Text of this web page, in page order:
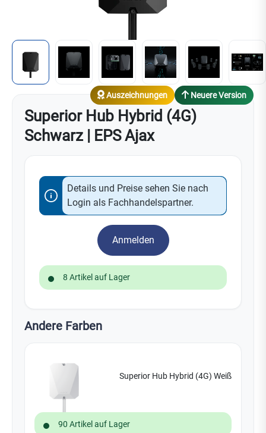
Superior Hub Hybrid (4G)
Schwarz | EPS Ajax
Auszeichnungen Neuere Version
Details und Preise sehen Sie nach
Login als Fachhandelspartner.
Anmelden
8 Artikel auf Lager
Andere Farben
Superior Hub Hybrid (4G) Weiß
90 Artikel auf Lager